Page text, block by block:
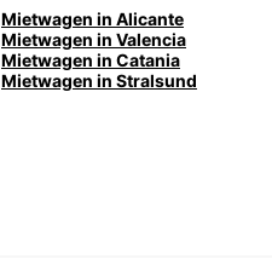
Mietwagen in Alicante
Mietwagen in Valencia
Mietwagen in Catania
Mietwagen in Stralsund